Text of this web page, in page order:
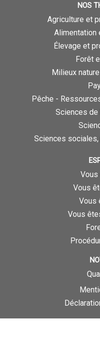
NOS
Agriculture et
Alimentation
Élevage et
Forêt
Milieux
Pêche -
Sciences de
Sciences
Vous
Vous
Vous
Vous